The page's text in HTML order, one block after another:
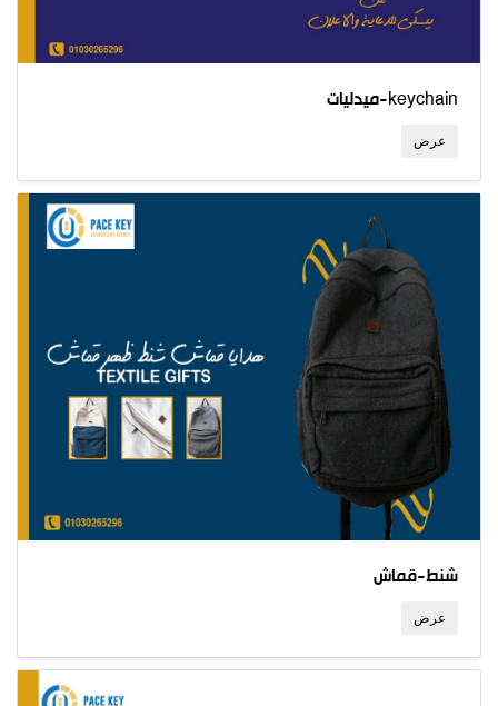
ميدليات-keychain
عرض
شنط-قماش
عرض